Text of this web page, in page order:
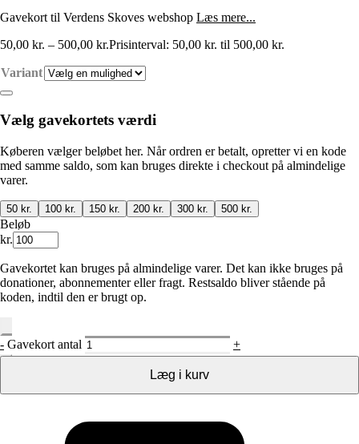
Gavekort til Verdens Skoves webshop Læs mere...
50,00 kr. – 500,00 kr.Prisinterval: 50,00 kr. til 500,00 kr.
Variant
Vælg gavekortets værdi
Køberen vælger beløbet her. Når ordren er betalt, opretter vi en kode
med samme saldo, som kan bruges direkte i checkout på almindelige
varer.
50 kr. 100 kr. 150 kr. 200 kr. 300 kr. 500 kr.
Beløb
kr.
Gavekortet kan bruges på almindelige varer. Det kan ikke bruges på
donationer, abonnementer eller fragt. Restsaldo bliver stående på
koden, indtil den er brugt op.
- Gavekort antal +
Læg i kurv